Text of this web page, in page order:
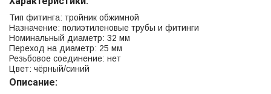
Тип фитинга: тройник обжимной
Назначение: полиэтиленовые трубы и фитинги
Номинальный диаметр: 32 мм
Переход на диаметр: 25 мм
Резьбовое соединение: нет
Цвет: чёрный/синий
Описание: